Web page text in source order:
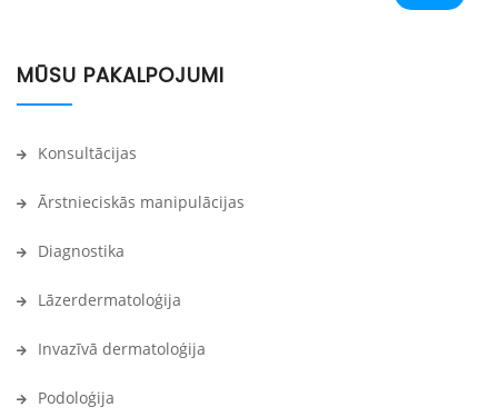
MŪSU PAKALPOJUMI
Konsultācijas
Ārstnieciskās manipulācijas
Diagnostika
Lāzerdermatoloģija
Invazīvā dermatoloģija
Podoloģija